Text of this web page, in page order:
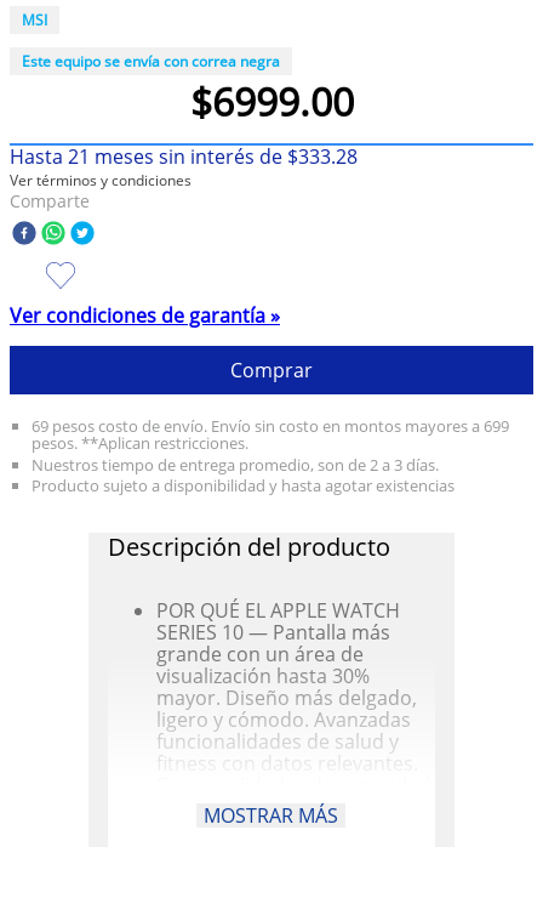
MSI
Este equipo se envía con correa negra
$6999.00
Hasta 21 meses sin interés de $333.28
Ver términos y condiciones
Comparte
Ver condiciones de garantía »
Comprar
69 pesos costo de envío. Envío sin costo en montos mayores a 699
pesos. **Aplican restricciones.
Nuestros tiempo de entrega promedio, son de 2 a 3 días.
Producto sujeto a disponibilidad y hasta agotar existencias
Descripción del producto
POR QUÉ EL APPLE WATCH
SERIES 10 — Pantalla más
grande con un área de
visualización hasta 30%
mayor. Diseño más delgado,
ligero y cómodo. Avanzadas
funcionalidades de salud y
fitness con datos relevantes.
para pedir ayuda cuando más
la necesites. Una carga más
MOSTRAR MÁS